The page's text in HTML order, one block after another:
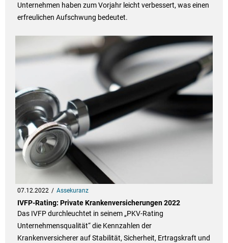
Unternehmen haben zum Vorjahr leicht verbessert, was einen
erfreulichen Aufschwung bedeutet.
07.12.2022 Assekuranz
IVFP-Rating: Private Krankenversicherungen 2022
Das IVFP durchleuchtet in seinem „PKV-Rating
Unternehmensqualität“ die Kennzahlen der
Krankenversicherer auf Stabilität, Sicherheit, Ertragskraft und